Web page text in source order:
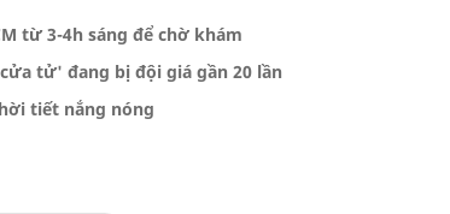
từ 3-4h sáng để chờ khám
tử' đang bị đội giá gần 20 lần
tiết nắng nóng